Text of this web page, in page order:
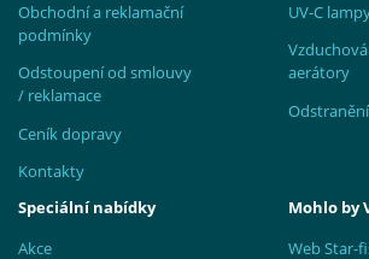
Obchodní a reklamační
podmínky
Odstoupení od smlouvy
/ reklamace
Ceník dopravy
Kontakty
UV-C
aerátory
Speciální nabídky
Akce
Mohlo by
Web Star-